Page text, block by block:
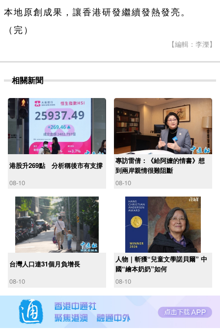
本地原創成果，讓香港研發繼續發熱發亮。
（完）
【編輯：李濼】
相關新聞
港股升269點 分析稱後市有支撐
08-10
專訪雷倩：《給阿嬤的情書》想
到兩岸親情很難阻斷
08-10
台灣人口連31個月負增長
08-10
人物｜斬獲“兒童文學諾貝爾” 中
國“繪本奶奶”如何
08-10